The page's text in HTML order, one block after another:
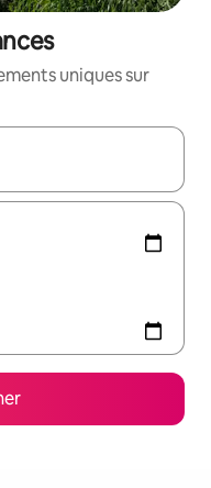
uniques sur
les flèches vers le